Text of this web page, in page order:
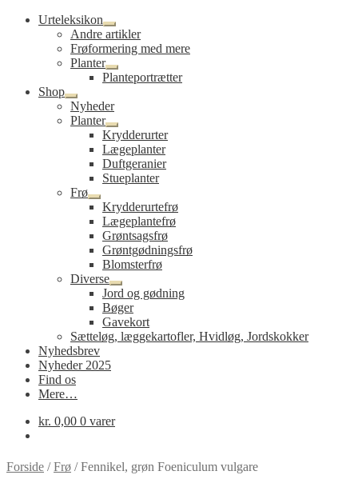
Urteleksikon
Udfold
undermenu
Andre artikler
Frøformering med mere
Planter
Udfold
undermenu
Planteportrætter
Shop
Udfold
undermenu
Nyheder
Planter
Udfold
undermenu
Krydderurter
Lægeplanter
Duftgeranier
Stueplanter
Frø
Udfold
undermenu
Krydderurtefrø
Lægeplantefrø
Grøntsagsfrø
Grøntgødningsfrø
Blomsterfrø
Diverse
Udfold
undermenu
Jord og gødning
Bøger
Gavekort
Sætteløg, læggekartofler, Hvidløg, Jordskokker
Nyhedsbrev
Nyheder 2025
Find os
Mere…
kr. 0,00 0 varer
Forside /Frø /Fennikel, grøn Foeniculum vulgare